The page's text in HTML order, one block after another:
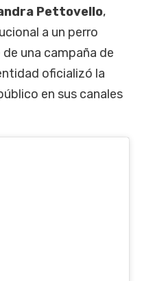
Pettovello,
a un perro
una campaña de
oficializó la
en sus canales